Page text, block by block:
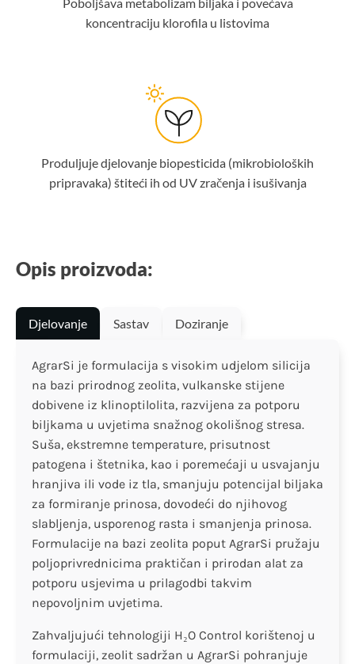
Poboljšava metabolizam biljaka i povećava
koncentraciju klorofila u listovima
Produljuje djelovanje biopesticida (mikrobioloških
pripravaka) štiteći ih od UV zračenja i isušivanja
Opis proizvoda:
Djelovanje Sastav Doziranje
AgrarSi je formulacija s visokim udjelom silicija
na bazi prirodnog zeolita, vulkanske stijene
dobivene iz klinoptilolita, razvijena za potporu
biljkama u uvjetima snažnog okolišnog stresa.
Suša, ekstremne temperature, prisutnost
patogena i štetnika, kao i poremećaji u usvajanju
hranjiva ili vode iz tla, smanjuju potencijal biljaka
za formiranje prinosa, dovodeći do njihovog
slabljenja, usporenog rasta i smanjenja prinosa.
Formulacije na bazi zeolita poput AgrarSi pružaju
poljoprivrednicima praktičan i prirodan alat za
potporu usjevima u prilagodbi takvim
nepovoljnim uvjetima.
Zahvaljujući tehnologiji H₂O Control korištenoj u
formulaciji, zeolit sadržan u AgrarSi pohranjuje